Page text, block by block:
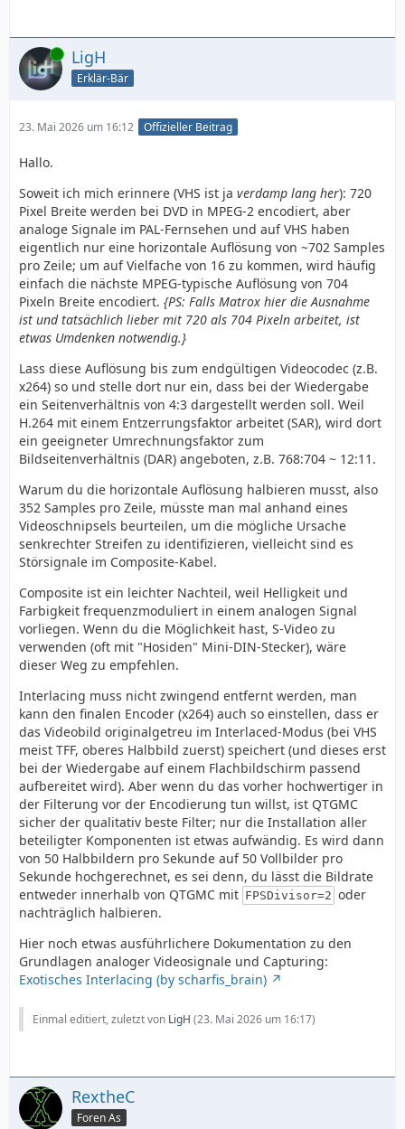
Online LigH
Erklär-Bär
23. Mai 2026 um 16:12 Offizieller Beitrag
Hallo.
Soweit ich mich erinnere (VHS ist ja verdamp lang her): 720
Pixel Breite werden bei DVD in MPEG-2 encodiert, aber
analoge Signale im PAL-Fernsehen und auf VHS haben
eigentlich nur eine horizontale Auflösung von ~702 Samples
pro Zeile; um auf Vielfache von 16 zu kommen, wird häufig
einfach die nächste MPEG-typische Auflösung von 704
Pixeln Breite encodiert. {PS: Falls Matrox hier die Ausnahme
ist und tatsächlich lieber mit 720 als 704 Pixeln arbeitet, ist
etwas Umdenken notwendig.}
Lass diese Auflösung bis zum endgültigen Videocodec (z.B.
x264) so und stelle dort nur ein, dass bei der Wiedergabe
ein Seitenverhältnis von 4:3 dargestellt werden soll. Weil
H.264 mit einem Entzerrungsfaktor arbeitet (SAR), wird dort
ein geeigneter Umrechnungsfaktor zum
Bildseitenverhältnis (DAR) angeboten, z.B. 768:704 ~ 12:11.
Warum du die horizontale Auflösung halbieren musst, also
352 Samples pro Zeile, müsste man mal anhand eines
Videoschnipsels beurteilen, um die mögliche Ursache
senkrechter Streifen zu identifizieren, vielleicht sind es
Störsignale im Composite-Kabel.
Composite ist ein leichter Nachteil, weil Helligkeit und
Farbigkeit frequenzmoduliert in einem analogen Signal
vorliegen. Wenn du die Möglichkeit hast, S-Video zu
verwenden (oft mit "Hosiden" Mini-DIN-Stecker), wäre
dieser Weg zu empfehlen.
Interlacing muss nicht zwingend entfernt werden, man
kann den finalen Encoder (x264) auch so einstellen, dass er
das Videobild originalgetreu im Interlaced-Modus (bei VHS
meist TFF, oberes Halbbild zuerst) speichert (und dieses erst
bei der Wiedergabe auf einem Flachbildschirm passend
aufbereitet wird). Aber wenn du das vorher hochwertiger in
der Filterung vor der Encodierung tun willst, ist QTGMC
sicher der qualitativ beste Filter; nur die Installation aller
beteiligter Komponenten ist etwas aufwändig. Es wird dann
von 50 Halbbildern pro Sekunde auf 50 Vollbilder pro
Sekunde hochgerechnet, es sei denn, du lässt die Bildrate
entweder innerhalb von QTGMC mit FPSDivisor=2 oder
nachträglich halbieren.
Hier noch etwas ausführlichere Dokumentation zu den
Grundlagen analoger Videosignale und Capturing:
Exotisches Interlacing (by scharfis_brain)
Einmal editiert, zuletzt von LigH (23. Mai 2026 um 16:17)
RextheC
Foren As